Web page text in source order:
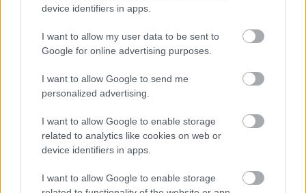
device identifiers in apps.
I want to allow my user data to be sent to
Google for online advertising purposes.
I want to allow Google to send me
personalized advertising.
I want to allow Google to enable storage
related to analytics like cookies on web or
device identifiers in apps.
I want to allow Google to enable storage
Expert Advice About Laptops That
You Can Use Now
What make someone a smarter shopper? The fact is
that those who truly excel at buying the best item at
the lowest price are those who do their research. ...